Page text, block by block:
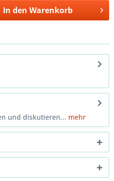
In den Warenkorb
und diskutieren... mehr